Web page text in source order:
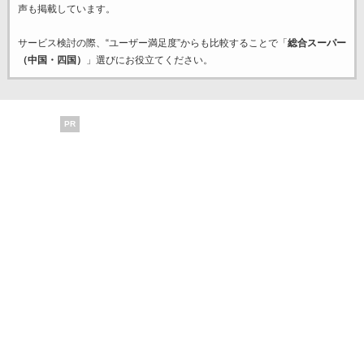
声も掲載しています。
サービス検討の際、“ユーザー満足度”からも比較することで「総合スーパー
（中国・四国）
」選びにお役立てください。
PR